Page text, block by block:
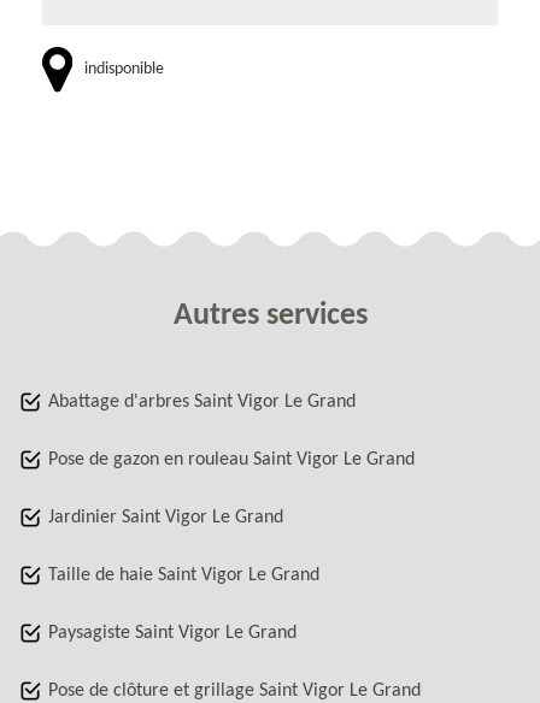
indisponible
Autres services
Abattage d'arbres Saint Vigor Le Grand
Pose de gazon en rouleau Saint Vigor Le Grand
Jardinier Saint Vigor Le Grand
Taille de haie Saint Vigor Le Grand
Paysagiste Saint Vigor Le Grand
Pose de clôture et grillage Saint Vigor Le Grand